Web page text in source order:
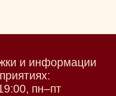
и информации
пн–пт